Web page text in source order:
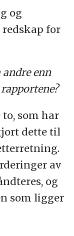
og
for
enn
som har
dette til
av
og
som ligger